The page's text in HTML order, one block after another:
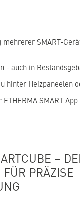
mehrerer SMART-
- auch in
hinter Heizpaneelen
SMART App
–
FÜR PRÄZISE